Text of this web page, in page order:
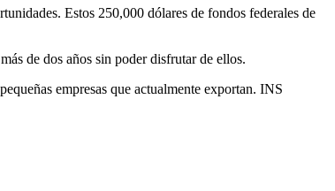
Estos 250,000 dólares de fondos federales de
de dos años sin poder disfrutar de ellos.
empresas que actualmente exportan. INS